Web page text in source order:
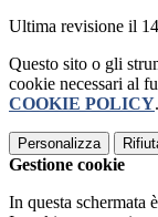
Ultima revisione il
Questo sito o gli
cookie necessari al
COOKIE POLICY.
Personalizza
Gestione cookie
In questa schermata